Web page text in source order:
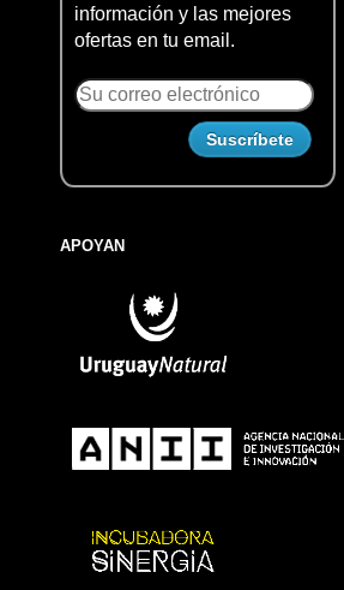
información y las mejores
ofertas en tu email.
APOYAN